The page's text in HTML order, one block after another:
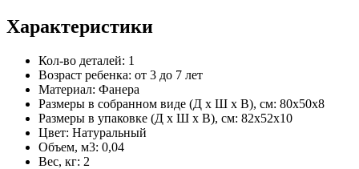
Характеристики
Кол-во деталей: 1
Возраст ребенка: от 3 до 7 лет
Материал: Фанера
Размеры в собранном виде (Д х Ш х В), см: 80х50х8
Размеры в упаковке (Д х Ш х В), см: 82х52х10
Цвет: Натуральный
Объем, м3: 0,04
Вес, кг: 2